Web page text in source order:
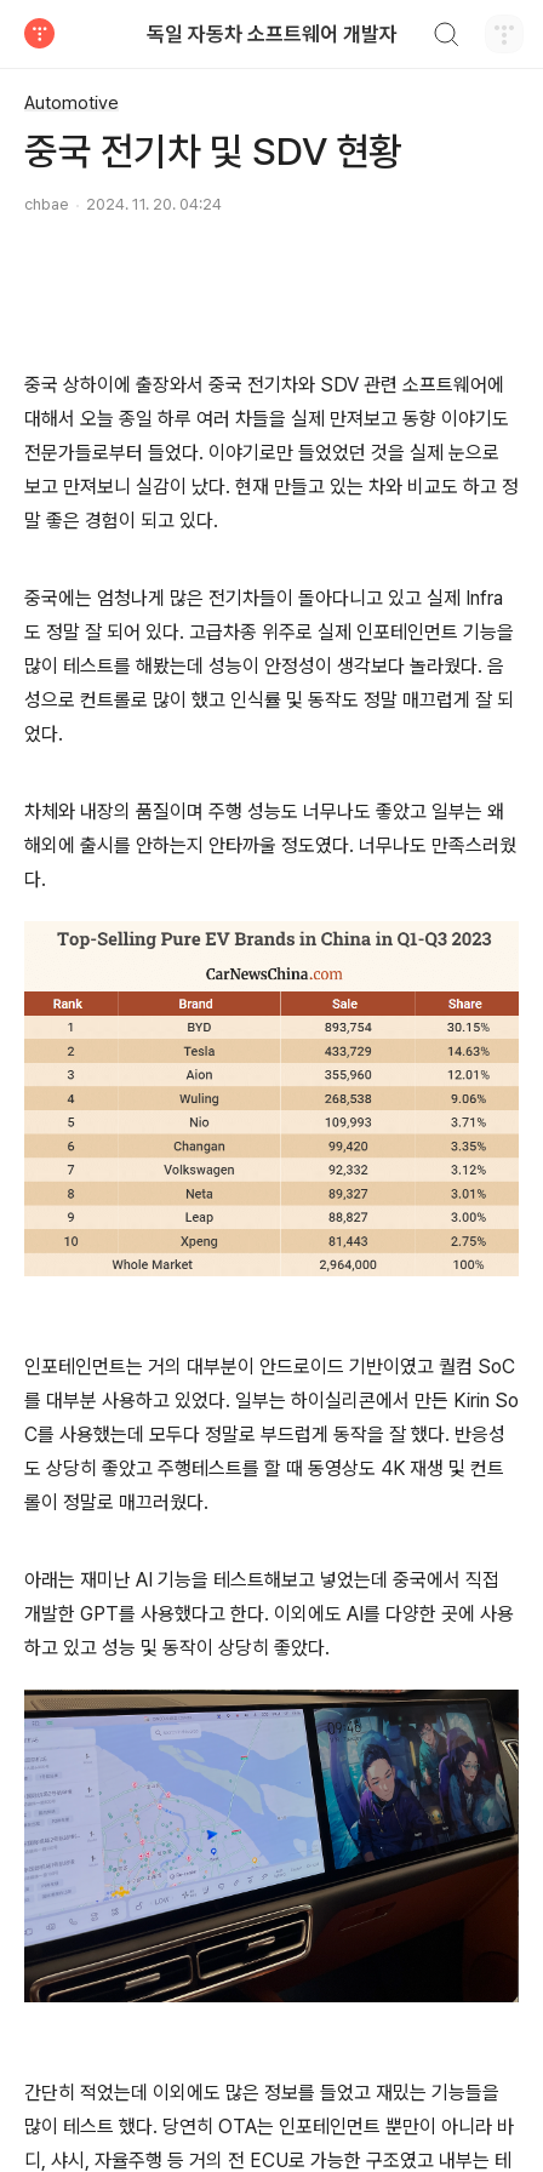
독일 자동차 소프트웨어 개발자
Automotive
중국 전기차 및 SDV 현황
chbae 2024. 11. 20. 04:24
중국 상하이에 출장와서 중국 전기차와 SDV 관련 소프트웨어에
대해서 오늘 종일 하루 여러 차들을 실제 만져보고 동향 이야기도
전문가들로부터 들었다. 이야기로만 들었었던 것을 실제 눈으로
보고 만져보니 실감이 났다. 현재 만들고 있는 차와 비교도 하고 정
말 좋은 경험이 되고 있다.
중국에는 엄청나게 많은 전기차들이 돌아다니고 있고 실제 Infra
도 정말 잘 되어 있다. 고급차종 위주로 실제 인포테인먼트 기능을
많이 테스트를 해봤는데 성능이 안정성이 생각보다 놀라웠다. 음
성으로 컨트롤로 많이 했고 인식률 및 동작도 정말 매끄럽게 잘 되
었다.
차체와 내장의 품질이며 주행 성능도 너무나도 좋았고 일부는 왜
해외에 출시를 안하는지 안타까울 정도였다. 너무나도 만족스러웠
다.
인포테인먼트는 거의 대부분이 안드로이드 기반이였고 퀄컴 SoC
를 대부분 사용하고 있었다. 일부는 하이실리콘에서 만든 Kirin So
C를 사용했는데 모두다 정말로 부드럽게 동작을 잘 했다. 반응성
도 상당히 좋았고 주행테스트를 할 때 동영상도 4K 재생 및 컨트
롤이 정말로 매끄러웠다.
아래는 재미난 AI 기능을 테스트해보고 넣었는데 중국에서 직접
개발한 GPT를 사용했다고 한다. 이외에도 AI를 다양한 곳에 사용
하고 있고 성능 및 동작이 상당히 좋았다.
간단히 적었는데 이외에도 많은 정보를 들었고 재밌는 기능들을
많이 테스트 했다. 당연히 OTA는 인포테인먼트 뿐만이 아니라 바
디, 샤시, 자율주행 등 거의 전 ECU로 가능한 구조였고 내부는 테